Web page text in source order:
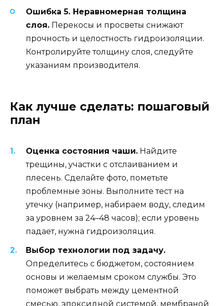
Ошибка 5. Неравномерная толщина
слоя. Перекосы и просветы снижают
прочность и целостность гидроизоляции.
Контролируйте толщину слоя, следуйте
указаниям производителя.
Как лучше сделать: пошаговый
план
Оценка состояния чаши. Найдите
трещины, участки с отслаиванием и
плесень. Сделайте фото, пометьте
проблемные зоны. Выполните тест на
утечку (например, набираем воду, следим
за уровнем за 24–48 часов); если уровень
падает, нужна гидроизоляция.
Выбор технологии под задачу.
Определитесь с бюджетом, состоянием
основы и желаемым сроком службы. Это
поможет выбрать между цементной
смесью, эпоксидной системой, мембраной